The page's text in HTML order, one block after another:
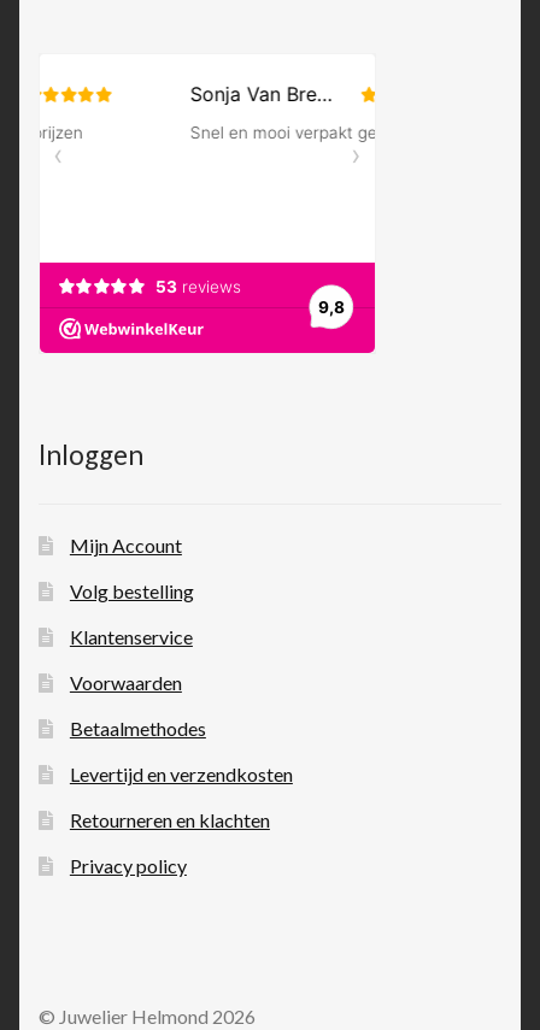
Inloggen
Mijn Account
Volg bestelling
Klantenservice
Voorwaarden
Betaalmethodes
Levertijd en verzendkosten
Retourneren en klachten
Privacy policy
© Juwelier Helmond 2026